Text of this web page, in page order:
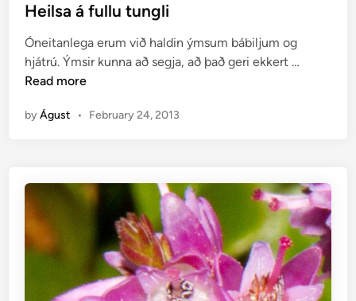
s
e
d
i
Heilsa á fullu tungli
Óneitanlega erum við haldin ýmsum bábiljum og
hjátrú. Ýmsir kunna að segja, að það geri ekkert …
f
u
l
l
u
t
Read more
byÁgust • February 24, 2013